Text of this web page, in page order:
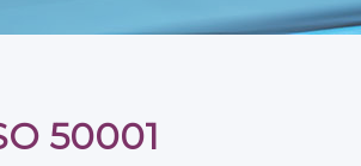
50001